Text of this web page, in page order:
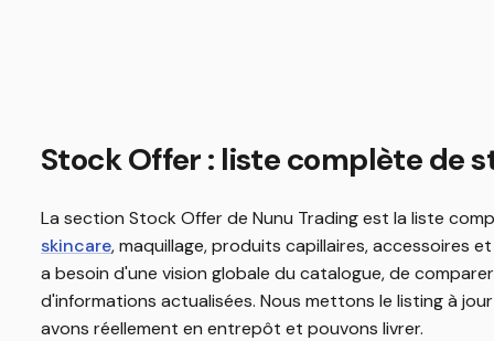
Stock Offer : liste complète de
La section Stock Offer de Nunu Trading est la liste
skincare, maquillage, produits capillaires, accessoires
a besoin d'une vision globale du catalogue, de
d'informations actualisées. Nous mettons le listing à
avons réellement en entrepôt et pouvons livrer.